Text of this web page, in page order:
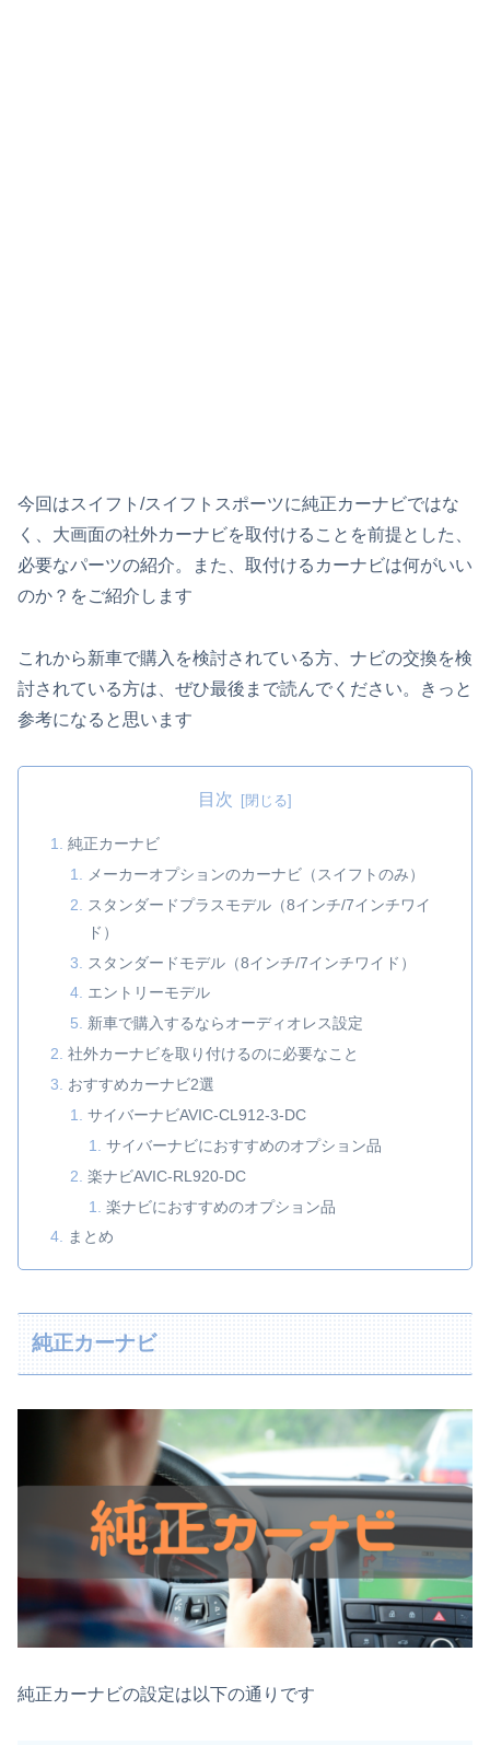
今回はスイフト/スイフトスポーツに純正カーナビではな
く、大画面の社外カーナビを取付けることを前提とした、
必要なパーツの紹介。また、取付けるカーナビは何がいい
のか？をご紹介します
これから新車で購入を検討されている方、ナビの交換を検
討されている方は、ぜひ最後まで読んでください。きっと
参考になると思います
目次
純正カーナビ
メーカーオプションのカーナビ（スイフトのみ）
スタンダードプラスモデル（8インチ/7インチワイ
ド）
スタンダードモデル（8インチ/7インチワイド）
エントリーモデル
新車で購入するならオーディオレス設定
社外カーナビを取り付けるのに必要なこと
おすすめカーナビ2選
サイバーナビAVIC-CL912-3-DC
サイバーナビにおすすめのオプション品
楽ナビAVIC-RL920-DC
楽ナビにおすすめのオプション品
まとめ
純正カーナビ
純正カーナビの設定は以下の通りです